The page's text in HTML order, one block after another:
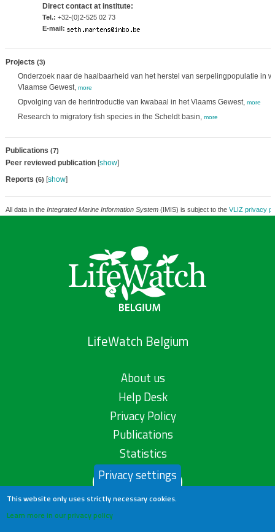
Direct contact at institute:
Tel.: +32-(0)2-525 02 73
E-mail:
Projects (3)
Onderzoek naar de haalbaarheid van het herstel van serpelingpopulatie in
Vlaamse Gewest, more
Opvolging van de herintroductie van kwabaal in het Vlaams Gewest, more
Research to migratory fish species in the Scheldt basin, more
Publications (7)
Peer reviewed publication[show]
Reports (6) [show]
All data in the Integrated Marine Information System(IMIS) is subject to the VLIZ privacy
LifeWatch Belgium
About us
Help Desk
Privacy Policy
Publications
Statistics
Contact us
Privacy settings
This website only uses strictly necessary cookies.
Learn more in our privacy policy